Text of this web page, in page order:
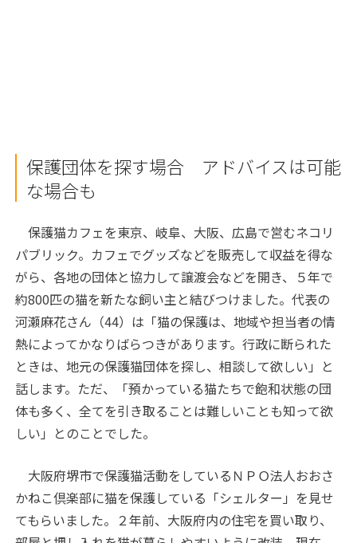
保護団体を探す場合 アドバイスは可能
な場合も
保護猫カフェを東京、岐阜、大阪、広島で営むネコリ
パブリック。カフェでグッズなどを販売して収益を得な
がら、各地の団体と協力して譲渡会などを開き、５年で
約800匹の猫を新たな飼い主と結びつけました。代表の
河瀬麻花さん（44）は「猫の保護は、地域や担当者の情
熱によってかなりばらつきがあります。行政に断られた
ときは、地元の保護猫団体を探し、相談して欲しい」と
話します。ただ、「預かっている猫たちで飽和状態の団
体も多く、全てを引き取ることは難しいことも知って欲
しい」とのことでした。
大阪府堺市で保護猫活動をしているＮＰＯ法人おおさ
かねこ倶楽部に猫を保護している「シェルター」を見せ
てもらいました。２年前、大阪府内の住宅を買い取り、